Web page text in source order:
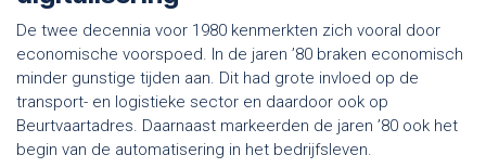
De twee decennia voor 1980 kenmerkten zich vooral door
economische voorspoed. In de jaren ’80 braken economisch
minder gunstige tijden aan. Dit had grote invloed op de
transport- en logistieke sector en daardoor ook op
Beurtvaartadres. Daarnaast markeerden de jaren ’80 ook het
begin van de automatisering in het bedrijfsleven.